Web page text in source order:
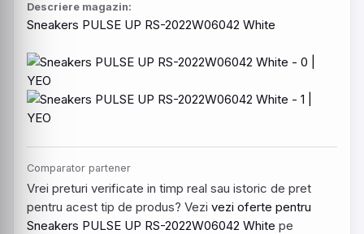
Descriere magazin:
Sneakers PULSE UP RS-2022W06042 White
Comparator partener
Vrei preturi verificate in timp real sau istoric de pret
pentru acest tip de produs? Vezi vezi oferte pentru
Sneakers PULSE UP RS-2022W06042 White pe